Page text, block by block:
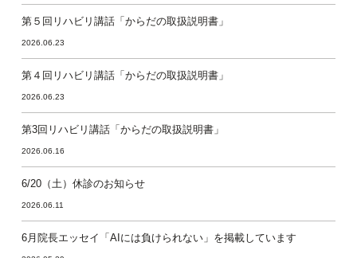
第５回リハビリ講話「からだの取扱説明書」
2026.06.23
第４回リハビリ講話「からだの取扱説明書」
2026.06.23
第3回リハビリ講話「からだの取扱説明書」
2026.06.16
6/20（土）休診のお知らせ
2026.06.11
6月院長エッセイ「AIには負けられない」を掲載しています